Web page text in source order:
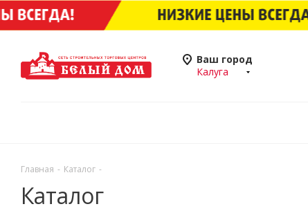
Ваш город
Калуга
Главная - Каталог -
Каталог